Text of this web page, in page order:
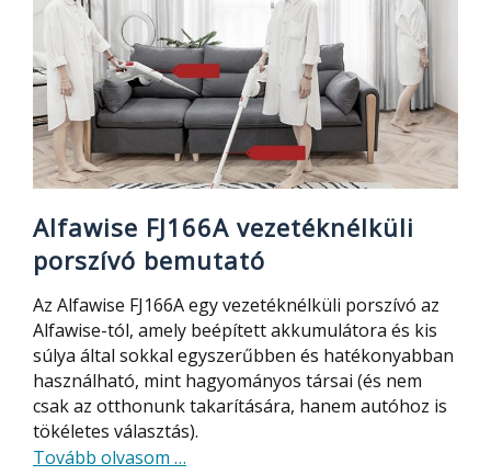
Alfawise FJ166A vezetéknélküli
porszívó bemutató
Az Alfawise FJ166A egy vezetéknélküli porszívó az
Alfawise-tól, amely beépített akkumulátora és kis
súlya által sokkal egyszerűbben és hatékonyabban
használható, mint hagyományos társai (és nem
csak az otthonunk takarítására, hanem autóhoz is
tökéletes választás).
Tovább olvasom about
…